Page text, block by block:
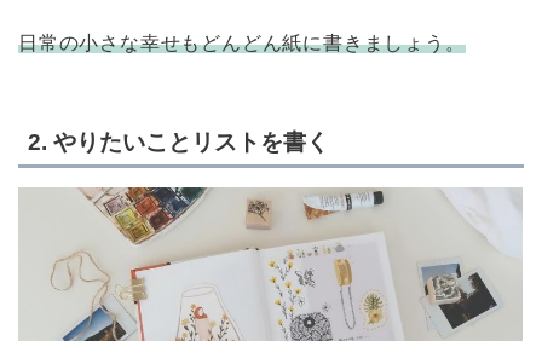
日常の小さな幸せもどんどん紙に書きましょう。
2. やりたいことリストを書く